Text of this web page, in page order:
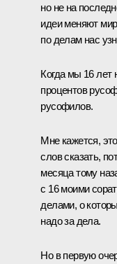
но не на
идеи меняют
по делам нас
Когда мы 16 лет
процентов
русофилов.
Мне кажется,
слов сказать,
месяца тому
с 16 моими
делами, о
надо за дела.
Но в первую